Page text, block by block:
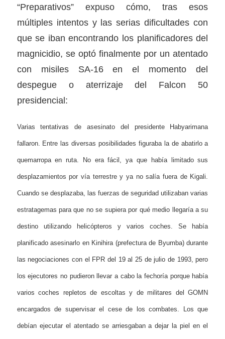
“Preparativos” expuso cómo, tras esos
múltiples intentos y las serias dificultades con
que se iban encontrando los planificadores del
magnicidio, se optó finalmente por un atentado
con misiles SA-16 en el momento del
despegue o aterrizaje del Falcon 50
presidencial:
Varias tentativas de asesinato del presidente Habyarimana
fallaron. Entre las diversas posibilidades figuraba la de abatirlo a
quemarropa en ruta. No era fácil, ya que había limitado sus
desplazamientos por vía terrestre y ya no salía fuera de Kigali.
Cuando se desplazaba, las fuerzas de seguridad utilizaban varias
estratagemas para que no se supiera por qué medio llegaría a su
destino utilizando helicópteros y varios coches. Se había
planificado asesinarlo en Kinihira (prefectura de Byumba) durante
las negociaciones con el FPR del 19 al 25 de julio de 1993, pero
los ejecutores no pudieron llevar a cabo la fechoría porque había
varios coches repletos de escoltas y de militares del GOMN
encargados de supervisar el cese de los combates. Los que
debían ejecutar el atentado se arriesgaban a dejar la piel en el